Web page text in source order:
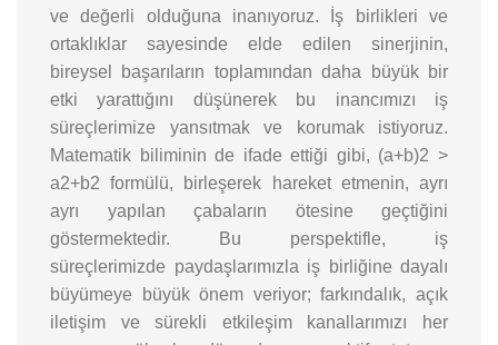
ve değerli olduğuna inanıyoruz. İş birlikleri ve
ortaklıklar sayesinde elde edilen sinerjinin,
bireysel başarıların toplamından daha büyük bir
etki yarattığını düşünerek bu inancımızı iş
süreçlerimize yansıtmak ve korumak istiyoruz.
Matematik biliminin de ifade ettiği gibi, (a+b)2 >
a2+b2 formülü, birleşerek hareket etmenin, ayrı
ayrı yapılan çabaların ötesine geçtiğini
göstermektedir. Bu perspektifle, iş
süreçlerimizde paydaşlarımızla iş birliğine dayalı
büyümeye büyük önem veriyor; farkındalık, açık
iletişim ve sürekli etkileşim kanallarımızı her